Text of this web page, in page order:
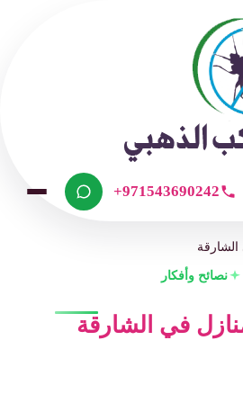
+971543690242
نصائح وأفكار
في الشارقة